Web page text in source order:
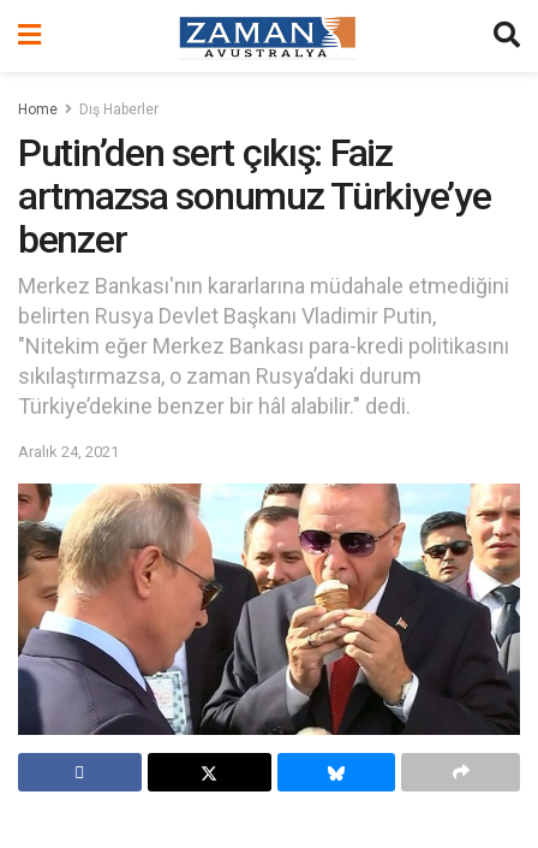
Home Dış Haberler
Putin’den sert çıkış: Faiz
artmazsa sonumuz Türkiye’ye
benzer
Merkez Bankası'nın kararlarına müdahale etmediğini
belirten Rusya Devlet Başkanı Vladimir Putin,
"Nitekim eğer Merkez Bankası para-kredi politikasını
sıkılaştırmazsa, o zaman Rusya’daki durum
Türkiye’dekine benzer bir hâl alabilir." dedi.
Aralık 24, 2021